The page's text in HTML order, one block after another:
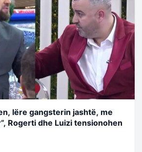
lëre gangsterin jashtë, me
Rogerti dhe Luizi tensionohen